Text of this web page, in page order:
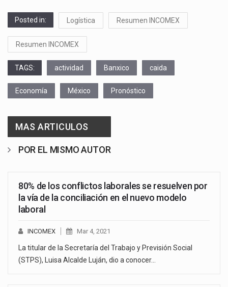
Posted in: Logística Resumen INCOMEX
Resumen INCOMEX
TAGS: actividad Banxico caida
Economía México Pronóstico
MAS ARTICULOS
POR EL MISMO AUTOR
80% de los conflictos laborales se resuelven por
la vía de la conciliación en el nuevo modelo
laboral
INCOMEX Mar 4, 2021
La titular de la Secretaría del Trabajo y Previsión Social
(STPS), Luisa Alcalde Luján, dio a conocer…